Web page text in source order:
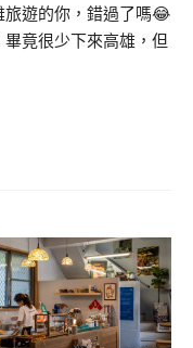
旅遊的你，錯過了嗎😂
竟很少下來高雄，但